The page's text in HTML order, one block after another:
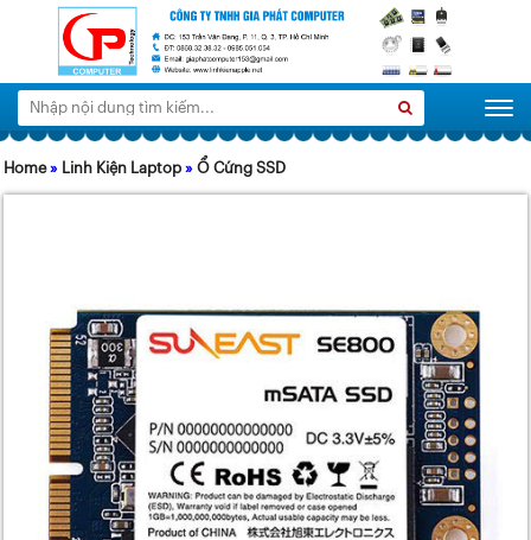
Tìm
kiếm:
Home» Linh Kiện Laptop » Ổ Cứng SSD